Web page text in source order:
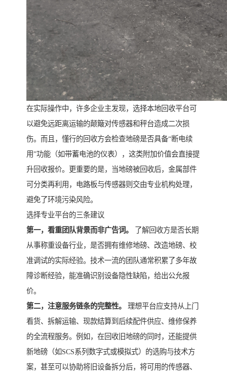
在实际操作中，许多企业主发现，选择本地回收平台可
以避免远距离运输的颠簸对传感器和秤台造成二次损
伤。而且，懂行的回收方会检查地磅是否具备“断电续
用”功能（如带蓄电池的仪表），这类附加价值会直接提
升回收报价。更重要的是，当地磅被回收后，金属部件
可分类再利用，电路板与传感器则交由专业机构处理，
避免了环境污染风险。
选择专业平台的三条建议
第一，看重团队背景而非广告词。
了解回收方是否长期
从事称重设备行业，是否拥有维修地磅、改造地磅、校
准调试的实际经验。技术一流的团队通常积累了多年故
障诊断经验，能准确识别设备隐性缺陷，给出公允报
价。
第二，注意服务链条的完整性。
理想平台应支持从上门
看货、拆解运输、现款结算到后续配件供应、维修保养
的全流程服务。例如，在回收旧地磅的同时，还能提供
新地磅（如SCS系列数字式或模拟式）的选购与技术方
案，甚至可以协助将旧设备拆分后，将可用的传感器、